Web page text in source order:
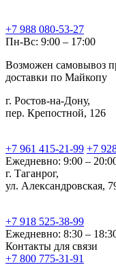
+7 988 080-53-27
Пн-Вс: 9:00 – 17:00
Возможен самовывоз
доставки по Майкопу
г. Ростов-на-Дону,
пер. Крепостной, 126
+7 961 415-21-99 +7
Ежедневно: 9:00 –
г. Таганрог,
ул. Александровская,
+7 918 525-38-99
Ежедневно: 8:30 –
Контакты для связи
+7 800 775-31-91